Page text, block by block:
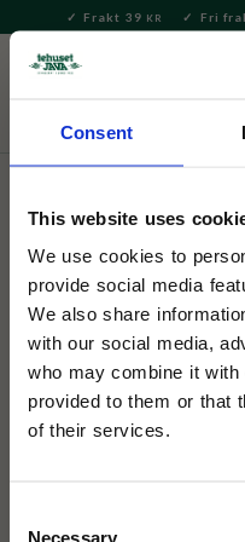
Consent
This website uses
We use cookies to
provide social media
We also share
with our social media,
who may combine it with
provided to them or that
of their services.
Necessary
Meny
Frakt 39 KR Fri
Presenter och set
Tehuset Java
Presentpåse
Våra tre mest populära
cellofanpåse. Perfekt gåva